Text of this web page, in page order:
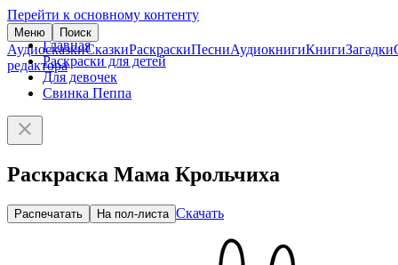
Перейти к основному контенту
Меню Поиск
АудиосказкиСказкиРаскраскиПесниАудиокнигиКнигиЗагадки
редактора
Главная
Раскраски для детей
Для девочек
Свинка Пеппа
Раскраска Мама Крольчиха
Распечатать На пол-листа Скачать